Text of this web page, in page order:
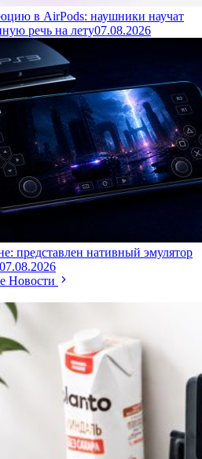
в AirPods: наушники научат
речь на лету07.08.2026
представлен нативный эмулятор
07.08.2026
Новости